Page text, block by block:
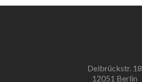
Delbrückstr. 18
12051 Berlin